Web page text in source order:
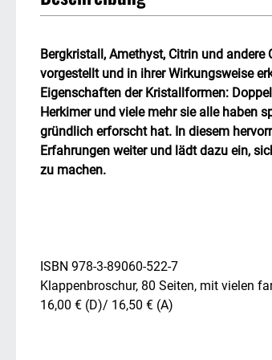
Bergkristall, Amethyst, Citrin und
vorgestellt und in ihrer Wirkungsweise
Eigenschaften der Kristallformen:
Herkimer und viele mehr sie alle haben
gründlich erforscht hat. In diesem
Erfahrungen weiter und lädt dazu ein,
zu machen.
ISBN 978-3-89060-522-7
Klappenbroschur, 80 Seiten, mit vielen
16,00 € (D)/ 16,50 € (A)